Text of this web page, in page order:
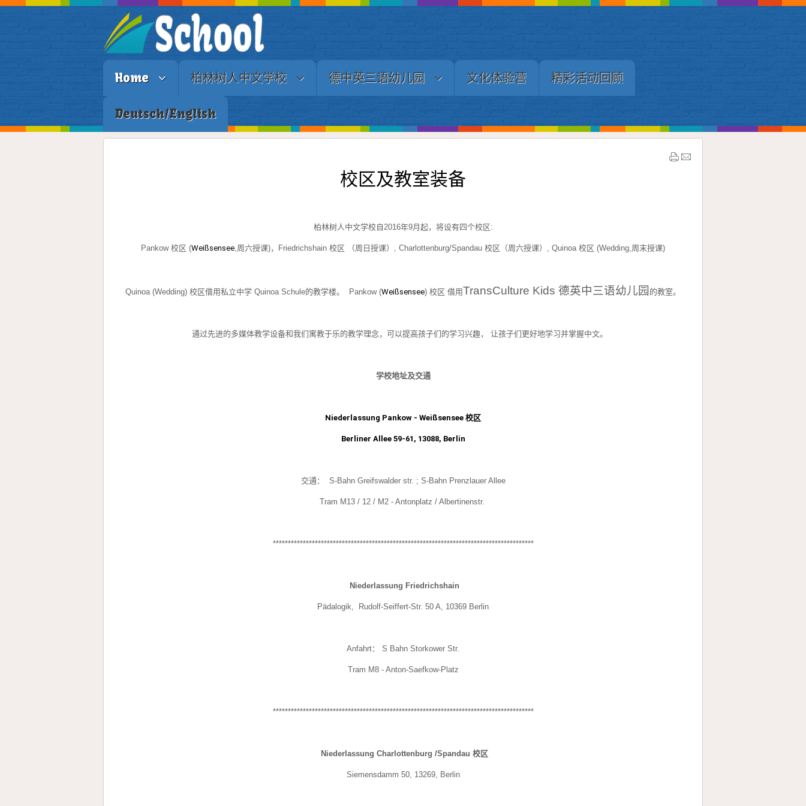
Home 柏林树人中文学校 德中英三语幼儿园 文化体验营 精彩活动回顾
Deutsch/English
校区及教室装备
柏林树人中文学校自2016年9月起，将设有四个校区:
Pankow 校区 (Weißsensee,周六授课)，Friedrichshain 校区 （周日授课）, Charlottenburg/Spandau 校区（周六授课）, Quinoa 校区 (Wedding,周末授课)
Quinoa (Wedding) 校区借用私立中学 Quinoa Schule的教学楼。 Pankow (Weißsensee) 校区 借用TransCulture Kids 德英中三语幼儿园 的教室。
通过先进的多媒体教学设备和我们寓教于乐的教学理念，可以提高孩子们的学习兴趣， 让孩子们更好地学习并掌握中文。
学校地址及交通
Niederlassung Pankow - Weißsensee 校区
Berliner Allee 59-61, 13088, Berlin
交通： S-Bahn Greifswalder str. ; S-Bahn Prenzlauer Allee
Tram M13 / 12 / M2 - Antonplatz / Albertinenstr.
***************************************************************************************
Niederlassung Friedrichshain
Pädalogik, Rudolf-Seiffert-Str. 50 A, 10369 Berlin
Anfahrt： S Bahn Storkower Str.
Tram M8 - Anton-Saefkow-Platz
***************************************************************************************
Niederlassung Charlottenburg /Spandau 校区
Siemensdamm 50, 13269, Berlin